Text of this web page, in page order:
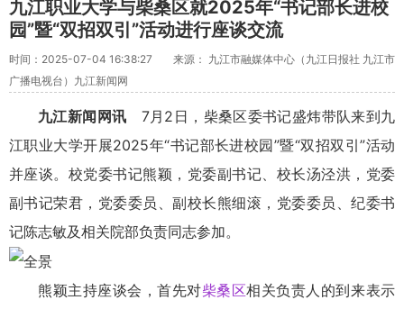
九江职业大学与柴桑区就2025年“书记部长进校
园”暨“双招双引”活动进行座谈交流
时间：2025-07-04 16:38:27
来源： 九江市融媒体中心（九江日报社 九江市
广播电视台）九江新闻网
九江新闻网讯 7月2日，柴桑区委书记盛炜带队来到九
江职业大学开展2025年“书记部长进校园”暨“双招双引”活动
并座谈。校党委书记熊颖，党委副书记、校长汤泾洪，党委
副书记荣君，党委委员、副校长熊细滚，党委委员、纪委书
记陈志敏及相关院部负责同志参加。
熊颖主持座谈会，首先对柴桑区相关负责人的到来表示